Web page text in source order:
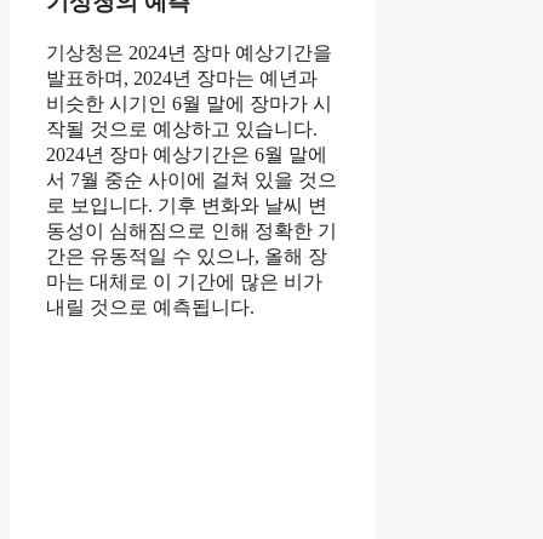
기상청은 2024년 장마 예상기간을
발표하며, 2024년 장마는 예년과
비슷한 시기인 6월 말에 장마가 시
작될 것으로 예상하고 있습니다.
2024년 장마 예상기간은 6월 말에
서 7월 중순 사이에 걸쳐 있을 것으
로 보입니다. 기후 변화와 날씨 변
동성이 심해짐으로 인해 정확한 기
간은 유동적일 수 있으나, 올해 장
마는 대체로 이 기간에 많은 비가
내릴 것으로 예측됩니다.